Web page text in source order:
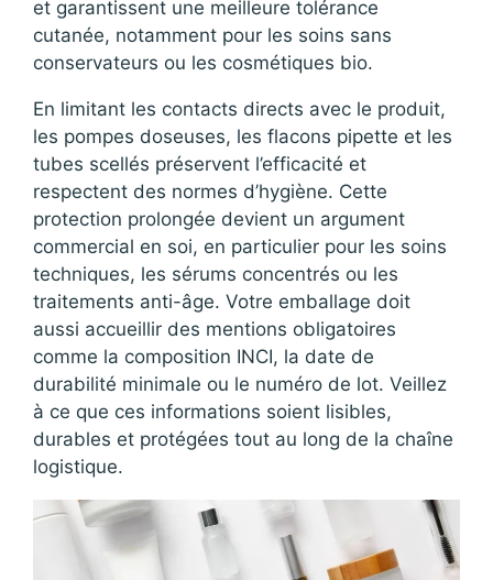
et garantissent une meilleure tolérance
cutanée, notamment pour les soins sans
conservateurs ou les cosmétiques bio.
En limitant les contacts directs avec le produit,
les pompes doseuses, les flacons pipette et les
tubes scellés préservent l’efficacité et
respectent des normes d’hygiène. Cette
protection prolongée devient un argument
commercial en soi, en particulier pour les soins
techniques, les sérums concentrés ou les
traitements anti-âge. Votre emballage doit
aussi accueillir des mentions obligatoires
comme la composition INCI, la date de
durabilité minimale ou le numéro de lot. Veillez
à ce que ces informations soient lisibles,
durables et protégées tout au long de la chaîne
logistique.